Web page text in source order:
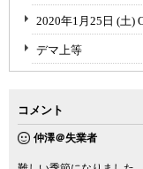
2020年1月25日 (土)
デマ上等
コメント
仲澤＠失業者